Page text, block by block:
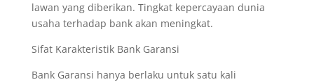
lawan yang diberikan. Tingkat kepercayaan dunia
usaha terhadap bank akan meningkat.
Sifat Karakteristik Bank Garansi
Bank Garansi hanya berlaku untuk satu kali